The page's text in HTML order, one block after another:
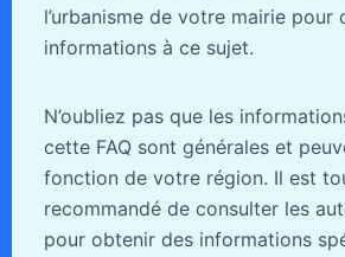
l’urbanisme de votre mairie pour
informations à ce sujet.
N’oubliez pas que les
cette FAQ sont générales et
fonction de votre région. Il est
recommandé de consulter les
pour obtenir des informations